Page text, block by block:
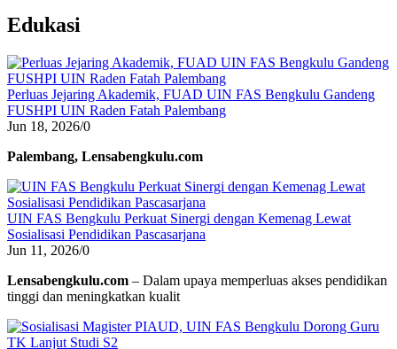
Edukasi
Perluas Jejaring Akademik, FUAD UIN FAS Bengkulu Gandeng
FUSHPI UIN Raden Fatah Palembang
Jun 18, 2026/0
Palembang, Lensabengkulu.com
UIN FAS Bengkulu Perkuat Sinergi dengan Kemenag Lewat
Sosialisasi Pendidikan Pascasarjana
Jun 11, 2026/0
Lensabengkulu.com – Dalam upaya memperluas akses pendidikan
tinggi dan meningkatkan kualit